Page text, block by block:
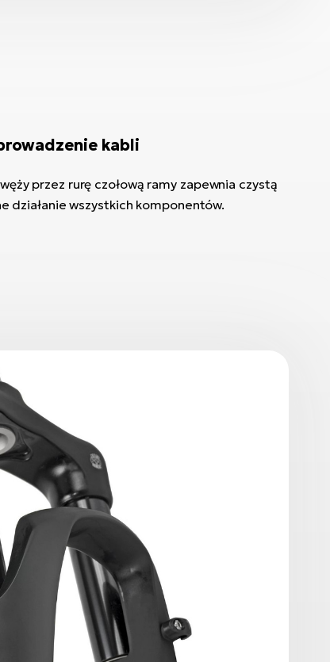
kabli
przez rurę czołową ramy zapewnia czystą
działanie wszystkich komponentów.